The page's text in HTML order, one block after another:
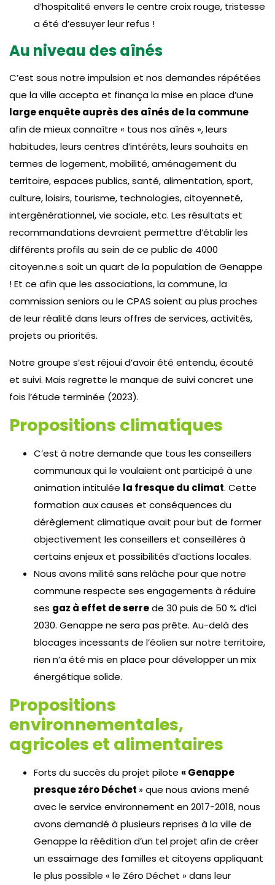
d’hospitalité envers le centre croix rouge, tristesse
a été d’essuyer leur refus !
Au niveau des aînés
C’est sous notre impulsion et nos demandes répétées
que la ville accepta et finança la mise en place d’une
large enquête auprès des aînés de la commune
afin de mieux connaître « tous nos aînés », leurs
habitudes, leurs centres d’intérêts, leurs souhaits en
termes de logement, mobilité, aménagement du
territoire, espaces publics, santé, alimentation, sport,
culture, loisirs, tourisme, technologies, citoyenneté,
intergénérationnel, vie sociale, etc. Les résultats et
recommandations devraient permettre d’établir les
différents profils au sein de ce public de 4000
citoyen.ne.s soit un quart de la population de Genappe
! Et ce afin que les associations, la commune, la
commission seniors ou le CPAS soient au plus proches
de leur réalité dans leurs offres de services, activités,
projets ou priorités.
Notre groupe s’est réjoui d’avoir été entendu, écouté
et suivi. Mais regrette le manque de suivi concret une
fois l’étude terminée (2023).
Propositions climatiques
C’est à notre demande que tous les conseillers
communaux qui le voulaient ont participé à une
animation intitulée la fresque du climat. Cette
formation aux causes et conséquences du
dérèglement climatique avait pour but de former
objectivement les conseillers et conseillères à
certains enjeux et possibilités d’actions locales.
Nous avons milité sans relâche pour que notre
commune respecte ses engagements à réduire
ses gaz à effet de serrede 30 puis de 50 % d’ici
2030. Genappe ne sera pas prête. Au-delà des
blocages incessants de l’éolien sur notre territoire,
rien n’a été mis en place pour développer un mix
énergétique solide.
Propositions
environnementales,
agricoles et alimentaires
Forts du succès du projet pilote « Genappe
presque zéro Déchet » que nous avions mené
avec le service environnement en 2017-2018, nous
avons demandé à plusieurs reprises à la ville de
Genappe la réédition d’un tel projet afin de créer
un essaimage des familles et citoyens appliquant
le plus possible « le Zéro Déchet » dans leur